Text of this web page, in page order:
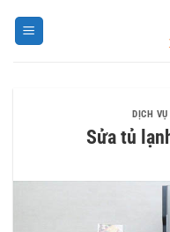
DỊCH
Sửa tủ